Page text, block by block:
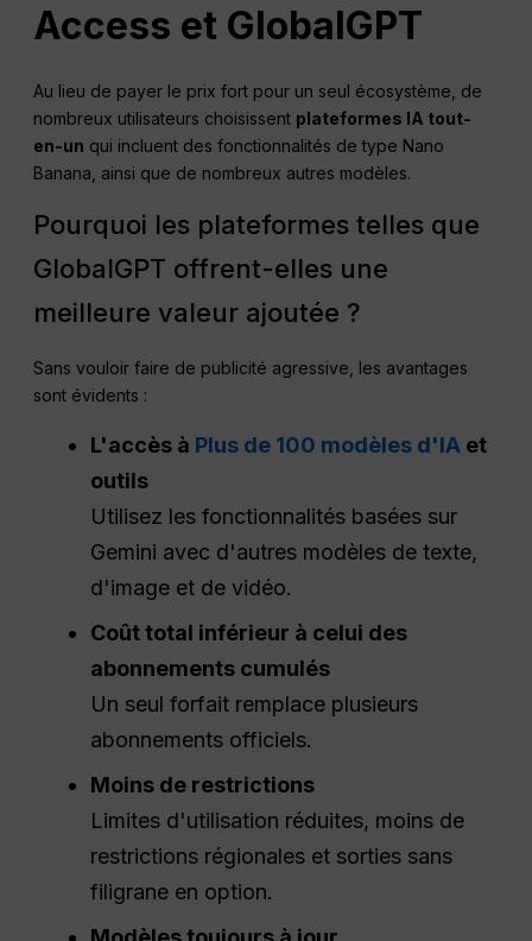
Access et GlobalGPT
Au lieu de payer le prix fort pour un seul écosystème, de
nombreux utilisateurs choisissent plateformes IA tout-
en-un qui incluent des fonctionnalités de type Nano
Banana, ainsi que de nombreux autres modèles.
Pourquoi les plateformes telles que
GlobalGPT offrent-elles une
meilleure valeur ajoutée ?
Sans vouloir faire de publicité agressive, les avantages
sont évidents :
L'accès à Plus de 100 modèles d'IA et
outils
Utilisez les fonctionnalités basées sur
Gemini avec d'autres modèles de texte,
d'image et de vidéo.
Coût total inférieur à celui des
abonnements cumulés
Un seul forfait remplace plusieurs
abonnements officiels.
Moins de restrictions
Limites d'utilisation réduites, moins de
restrictions régionales et sorties sans
filigrane en option.